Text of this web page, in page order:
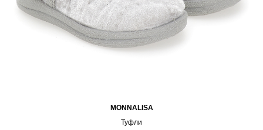
MONNALISA
Туфли